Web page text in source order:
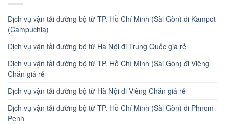
Dịch vụ vận tải đường bộ từ TP. Hồ Chí Minh (Sài Gòn) đi Kampot
(Campuchia)
Dịch vụ vận tải đường bộ từ Hà Nội đi Trung Quốc giá rẻ
Dịch vụ vận tải đường bộ từ TP. Hồ Chí Minh (Sài Gòn) đi Viêng
Chăn giá rẻ
Dịch vụ vận tải đường bộ từ Hà Nội đi Viêng Chăn giá rẻ
Dịch vụ vận tải đường bộ từ TP. Hồ Chí Minh (Sài Gòn) đi Phnom
Penh